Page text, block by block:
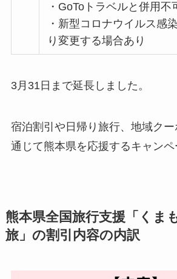
・GoToトラベルと併用不
・新型コロナウイルス感
り変更する場合あり
3月31日まで延長しました。
宿泊割引や日帰り旅行、地域ク
通じて熊本県を応援するキャンペ
熊本県全国旅行支援「くま
旅」の割引内容の内訳